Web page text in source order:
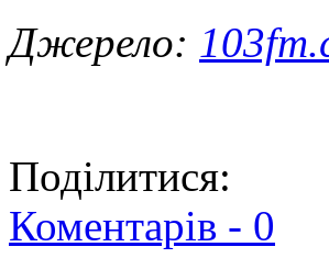
Джерело:
Поділитися:
Коментарів - 0